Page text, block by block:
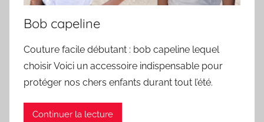
Bob capeline
Couture facile débutant : bob capeline lequel
choisir Voici un accessoire indispensable pour
protéger nos chers enfants durant tout l’été.
Continuer la lecture